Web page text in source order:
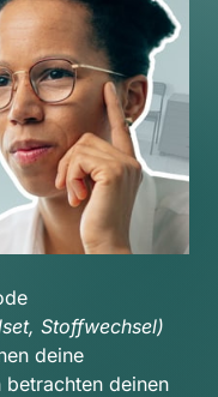
deine
betrachten deinen